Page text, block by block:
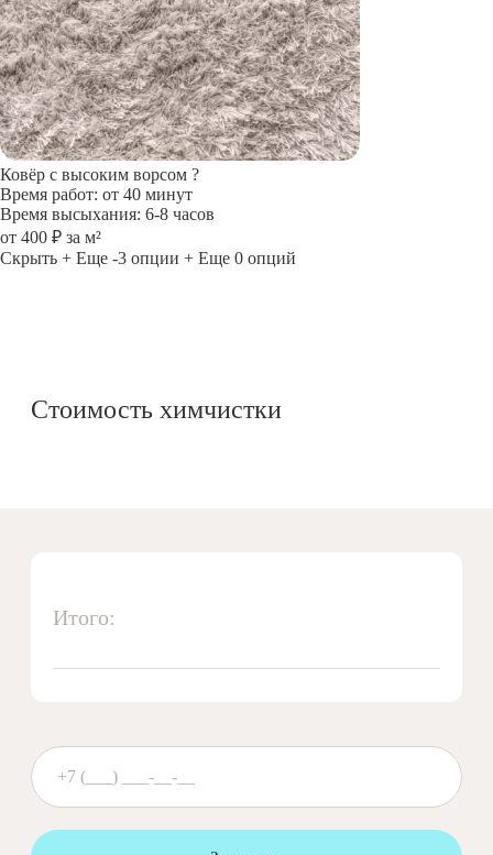
Ковёр с высоким ворсом ?
Время работ: от 40 минут
Время высыхания: 6-8 часов
от 400 ₽ за м²
Скрыть + Еще -3 опции + Еще 0 опций
Стоимость химчистки
Итого: